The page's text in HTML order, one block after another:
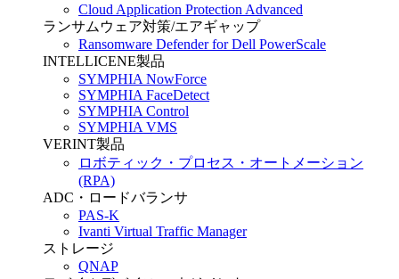
Cloud Application Protection Advanced
ランサムウェア対策/エアギャップ
Ransomware Defender for Dell PowerScale
INTELLICENE製品
SYMPHIA NowForce
SYMPHIA FaceDetect
SYMPHIA Control
SYMPHIA VMS
VERINT製品
ロボティック・プロセス・オートメーション
(RPA)
ADC・ロードバランサ
PAS-K
Ivanti Virtual Traffic Manager
ストレージ
QNAP